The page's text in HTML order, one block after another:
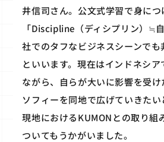
井信司さん。公文式学習で身につ
「Discipline（ディシプリン）≒
社でのタフなビジネスシーンでも
といいます。現在はインドネシ
ながら、自らが大いに影響を受
ソフィーを同地で広げていきたい
現地におけるKUMONとの取り組
ついてもうかがいました。